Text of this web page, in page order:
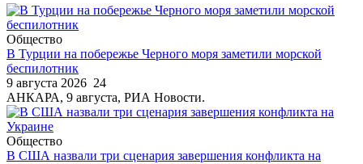
Общество
В Турции на побережье Черного моря заметили морской
беспилотник
9 августа 2026 24
АНКАРА, 9 августа, РИА Новости.
Общество
В США назвали три сценария завершения конфликта на